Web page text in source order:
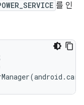
를 인